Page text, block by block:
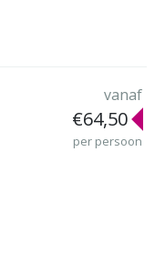
vanaf
€64,50
per persoon